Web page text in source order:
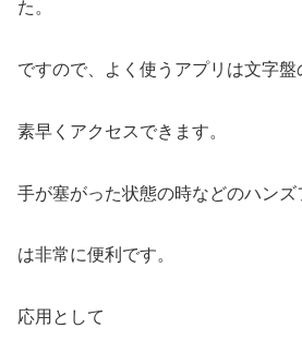
た。
ですので、よく使うアプリは文字
素早くアクセスできます。
手が塞がった状態の時などのハン
は非常に便利です。
応用として